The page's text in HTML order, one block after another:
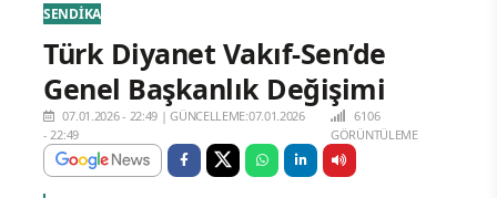
SENDİKA
Türk Diyanet Vakıf-Sen’de
Genel Başkanlık Değişimi
07.01.2026 - 22:49 |GÜNCELLEME:07.01.2026
- 22:49
6106
GÖRÜNTÜLEME